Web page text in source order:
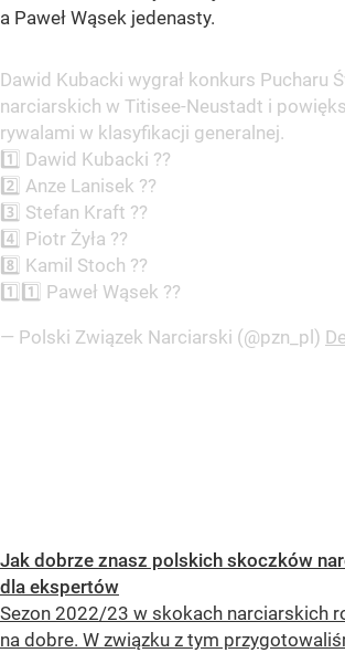
a Paweł Wąsek jedenasty.
Dawid Kubacki wygrał konkurs Pucharu
narciarskich w Titisee-Neustadt i
rywalami w klasyfikacji generalnej.
1️⃣ Dawid Kubacki ??
2️⃣ Anze Lanisek ??
3️⃣ Stefan Kraft ??
4️⃣ Piotr Żyła ??
8️⃣ Kamil Stoch ??
1️⃣1️⃣ Paweł Wąsek ??
— Polski Związek Narciarski (@pzn_pl)
Jak dobrze znasz polskich skoczków
dla ekspertów
Sezon 2022/23 w skokach narciarskich
na dobre. W związku z tym